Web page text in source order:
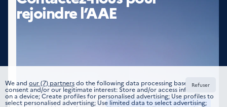
rejoindre l’AAE
We and our (7) partnersdo the following data processing based on your
consent and/or our legitimate interest: Store and/or access information
on a device; Create profiles for personalised advertising; Use profiles to
select personalised advertising; Use limited data to select advertising;
Refuser